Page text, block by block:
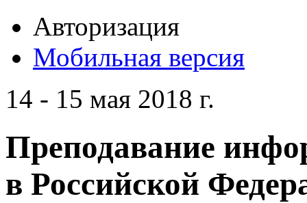
Авторизация
Мобильная версия
14 - 15 мая 2018 г.
Преподавание
в Российской